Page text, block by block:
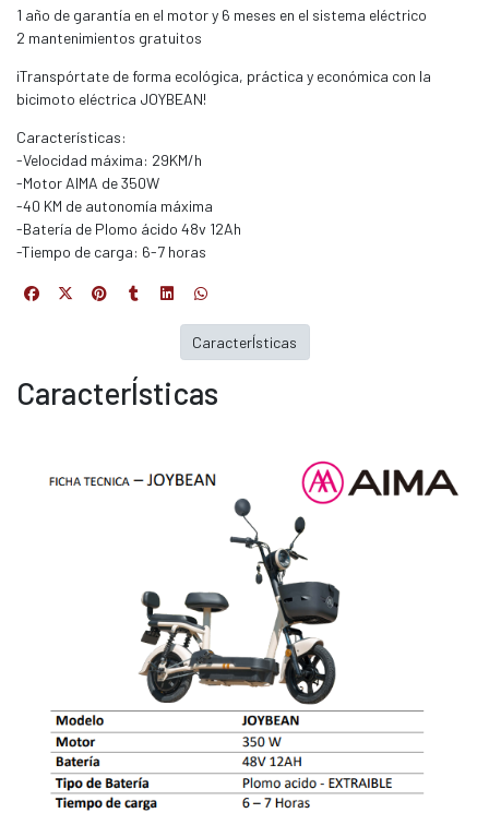
1 año de garantía en el motor y 6 meses en el sistema eléctrico
2 mantenimientos gratuitos
¡Transpórtate de forma ecológica, práctica y económica con la
bicimoto eléctrica JOYBEAN!
Características:
-Velocidad máxima: 29KM/h
-Motor AIMA de 350W
-40 KM de autonomía máxima
-Batería de Plomo ácido 48v 12Ah
-Tiempo de carga: 6-7 horas
CaracterÍsticas
CaracterÍsticas